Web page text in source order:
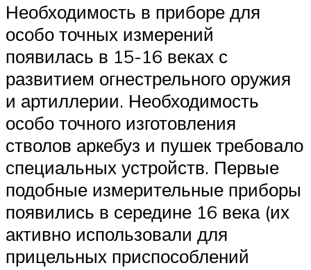
Необходимость в приборе для
особо точных измерений
появилась в 15-16 веках с
развитием огнестрельного оружия
и артиллерии. Необходимость
особо точного изготовления
стволов аркебуз и пушек требовало
специальных устройств. Первые
подобные измерительные приборы
появились в середине 16 века (их
активно использовали для
прицельных приспособлений